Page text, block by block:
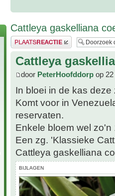
Cattleya gaskelliana
Plaats een reactie
Cattleya
door PeterHoofddorp op
In bloei in de kas
Komt voor in
reservaten.
Enkele bloem wel
Een zg. 'Klassieke
Cattleya gaskelliana
BIJLAGEN